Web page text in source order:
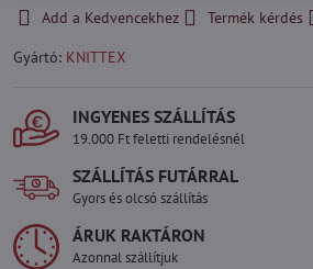
Add a Kedvencekhez Termék kérdés
Gyártó: KNITTEX
INGYENES SZÁLLÍTÁS
19.000 Ft feletti rendelésnél
SZÁLLÍTÁS FUTÁRRAL
Gyors és olcsó szállítás
ÁRUK RAKTÁRON
Azonnal szállítjuk